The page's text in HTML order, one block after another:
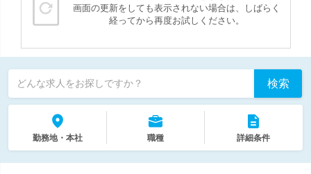
画面の更新をしても表示されない場合は、しばらく
経ってから再度お試しください。
どんな求人をお探しですか？ 検索
勤務地・本社 職種 詳細条件